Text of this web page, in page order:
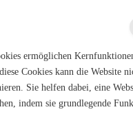
ermöglichen
Cookies kann die Website
Sie helfen dabei, eine
indem sie grundlegende